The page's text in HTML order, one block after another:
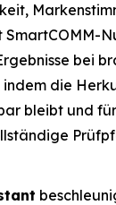
SmartCOMM-
bei
indem die
bleibt und